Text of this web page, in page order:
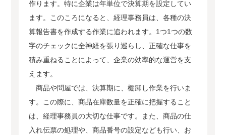
作ります。特に企業は年単位で決算期を設定してい
ます。このころになると、経理事務員は、各種の決
算報告書を作成する作業に追われます。1つ1つの数
字のチェックに全神経を張り巡らし、正確な仕事を
積み重ねることによって、企業の効率的な運営を支
えます。
商品や問屋では、決算期に、棚卸し作業を行いま
す。この際に、商品在庫数量を正確に把握すること
は、経理事務員の大切な仕事です。また、商品の仕
入れ伝票の処理や、商品番号の設定なども行い、お